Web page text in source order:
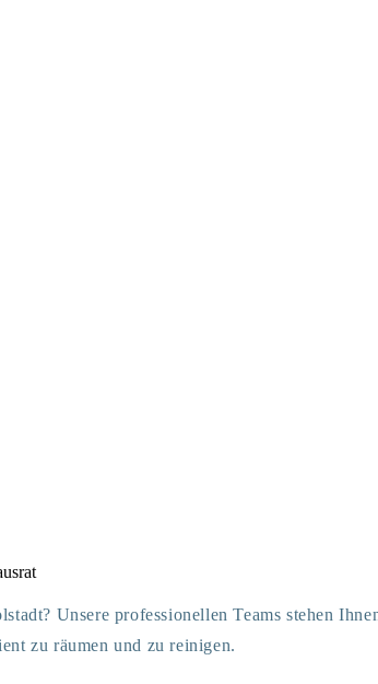
Unsere professionellen Teams stehen
zu räumen und zu reinigen.